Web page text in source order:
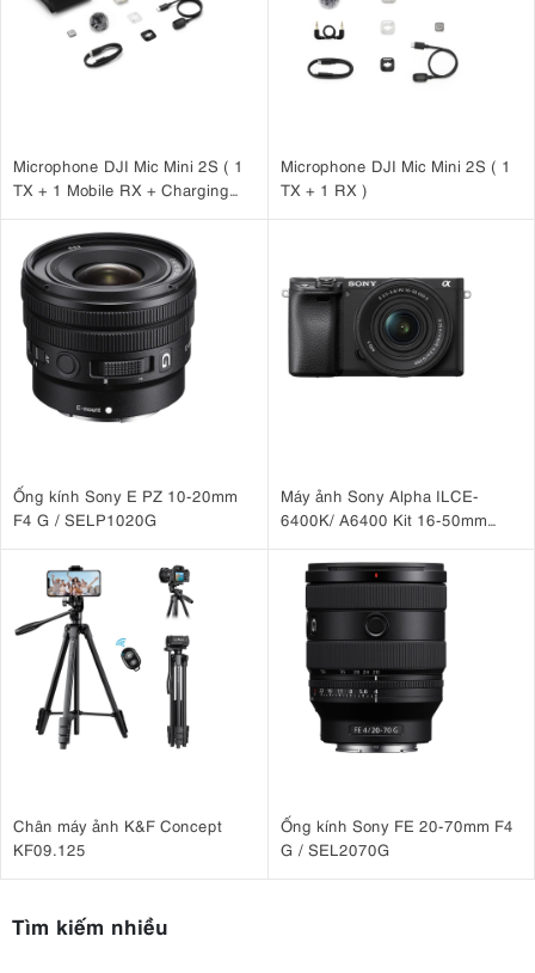
Microphone DJI Mic Mini 2S ( 1
TX + 1 Mobile RX + Charging
Microphone DJI Mic Mini 2S ( 1
TX + 1 RX )
Ống kính Sony E PZ 10-20mm
F4 G / SELP1020G
Máy ảnh Sony Alpha ILCE-
6400K/ A6400 Kit 16-50mm
Chân máy ảnh K&F Concept
KF09.125
Ống kính Sony FE 20-70mm F4
G / SEL2070G
Tìm kiếm nhiều